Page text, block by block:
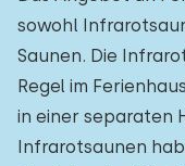
sowohl
Saunen. Die
Regel im
in einer separaten
Infrarotsaunen